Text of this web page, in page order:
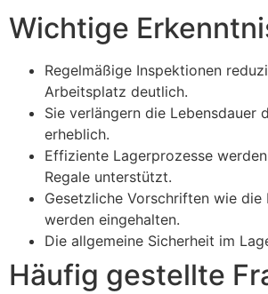
Wichtige
Regelmäßige Inspektionen
Arbeitsplatz deutlich.
Sie verlängern die Lebensdauer
erheblich.
Effiziente Lagerprozesse
Regale unterstützt.
Gesetzliche Vorschriften wie die
werden eingehalten.
Die allgemeine Sicherheit im
Häufig gestellte